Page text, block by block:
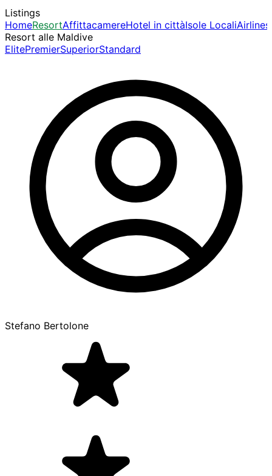
Listings
HomeResortAffittacamereHotel in cittàIsole LocaliAirlines
Resort alle Maldive
ElitePremierSuperiorStandard
Stefano Bertolone